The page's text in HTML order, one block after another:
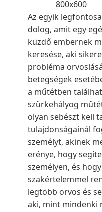
Az egyik
dolog, amit egy
küzdő embernek
keresése, aki
probléma
betegségek
a műtétben
szürkehályog
olyan sebészt kell
tulajdonságainál
személyt, akinek
erénye, hogy
személyen, és
szakértelemmel
legtöbb orvos és
aki, mint mindenki